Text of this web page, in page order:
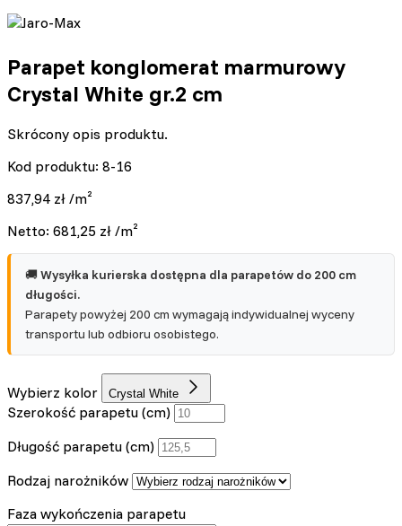
Parapet konglomerat marmurowy
Crystal White gr.2 cm
Skrócony opis produktu.
Kod produktu: 8-16
837,94 zł /m²
Netto: 681,25 zł /m²
🚚Wysyłka kurierska dostępna dla parapetów do 200 cm
długości.
Parapety powyżej 200 cm wymagają indywidualnej wyceny
transportu lub odbioru osobistego.
Wybierz kolor Crystal White
Szerokość parapetu (cm)
Długość parapetu (cm)
Rodzaj narożników
Faza wykończenia parapetu